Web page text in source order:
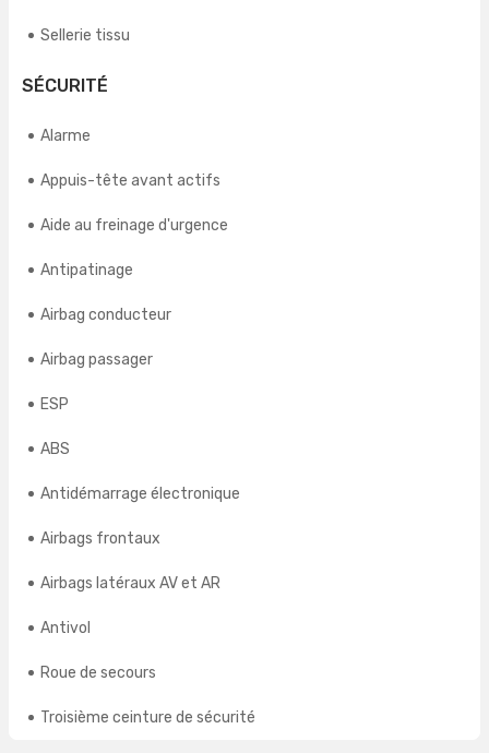
Sellerie tissu
SÉCURITÉ
Alarme
Appuis-tête avant actifs
Aide au freinage d'urgence
Antipatinage
Airbag conducteur
Airbag passager
ESP
ABS
Antidémarrage électronique
Airbags frontaux
Airbags latéraux AV et AR
Antivol
Roue de secours
Troisième ceinture de sécurité